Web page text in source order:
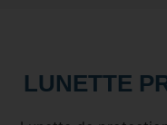
LUNETTE